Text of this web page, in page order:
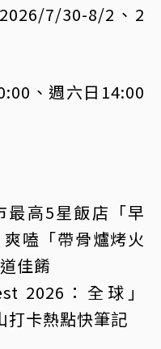
7/30-8/2、2
、週六日14:00
最高5星飯店「早
嗑「帶骨爐烤火
佳餚
2026：全球」
打卡熱點快筆記